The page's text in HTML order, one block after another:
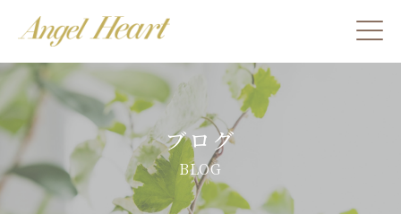
施術をご希望の方
カウンセリングをご希望の方へ
スクール受講生の方へ
ブログ
BLOG